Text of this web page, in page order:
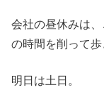
会社の昼休みは
の時間を削って歩
明日は土日。